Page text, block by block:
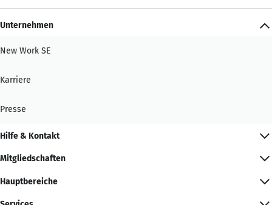
Unternehmen
New Work SE
Karriere
Presse
Hilfe & Kontakt
Mitgliedschaften
Hauptbereiche